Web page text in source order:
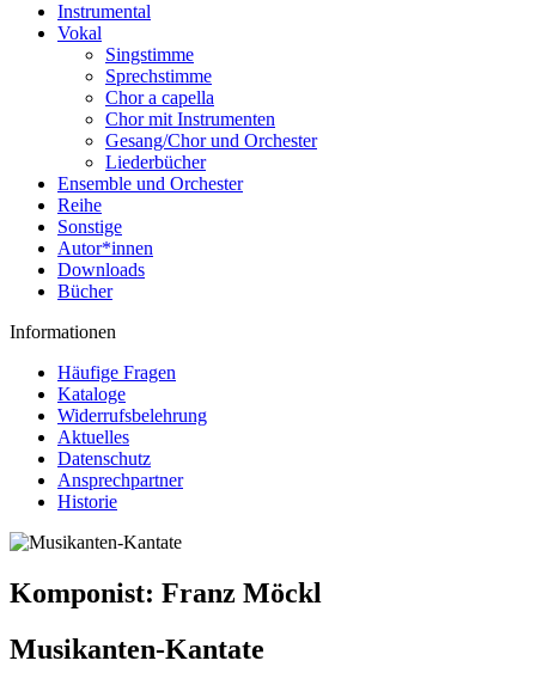
Instrumental
Vokal
Singstimme
Sprechstimme
Chor a capella
Chor mit Instrumenten
Gesang/Chor und Orchester
Liederbücher
Ensemble und Orchester
Reihe
Sonstige
Autor*innen
Downloads
Bücher
Informationen
Häufige Fragen
Kataloge
Widerrufsbelehrung
Aktuelles
Datenschutz
Ansprechpartner
Historie
Komponist: Franz Möckl
Musikanten-Kantate